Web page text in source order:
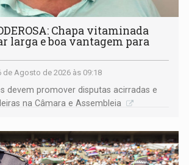
Chapa vitaminada
larga e boa vantagem para
de Agosto de 2026 às 09:18
devem promover disputas acirradas e
na Câmara e Assembleia